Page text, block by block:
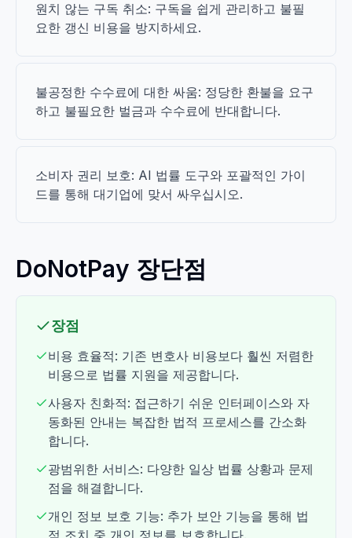
원치 않는 구독 취소: 구독을 쉽게 관리하고 불필
요한 갱신 비용을 방지하세요.
불공정한 수수료에 대한 싸움: 정당한 환불을 요구
하고 불필요한 벌금과 수수료에 반대합니다.
소비자 권리 보호: AI 법률 도구와 포괄적인 가이
드를 통해 대기업에 맞서 싸우십시오.
DoNotPay 장단점
장점
비용 효율적: 기존 변호사 비용보다 훨씬 저렴한
비용으로 법률 지원을 제공합니다.
사용자 친화적: 접근하기 쉬운 인터페이스와 자
동화된 안내는 복잡한 법적 프로세스를 간소화
합니다.
광범위한 서비스: 다양한 일상 법률 상황과 문제
점을 해결합니다.
개인 정보 보호 기능: 추가 보안 기능을 통해 법
적 조치 중 개인 정보를 보호합니다.